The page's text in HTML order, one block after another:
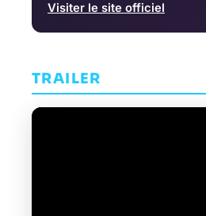
Visiter le site officiel
TRAILER